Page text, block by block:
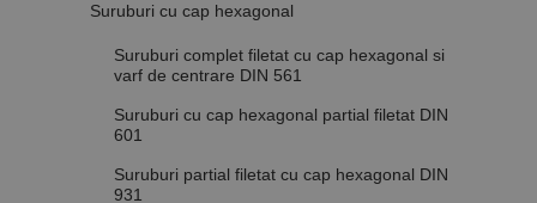
Suruburi cu cap hexagonal
Suruburi complet filetat cu cap hexagonal si
varf de centrare DIN 561
Suruburi cu cap hexagonal partial filetat DIN
601
Suruburi partial filetat cu cap hexagonal DIN
931